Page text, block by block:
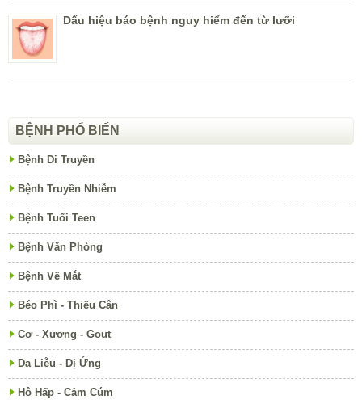
Dấu hiệu báo bệnh nguy hiểm đến từ lưỡi
BỆNH PHỔ BIẾN
Bệnh Di Truyền
Bệnh Truyền Nhiễm
Bệnh Tuổi Teen
Bệnh Văn Phòng
Bệnh Về Mắt
Béo Phì - Thiếu Cân
Cơ - Xương - Gout
Da Liễu - Dị Ứng
Hô Hấp - Cảm Cúm